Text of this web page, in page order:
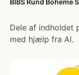
BIBS Rund Boheme
Dele af indholdet
med hjælp fra AI.